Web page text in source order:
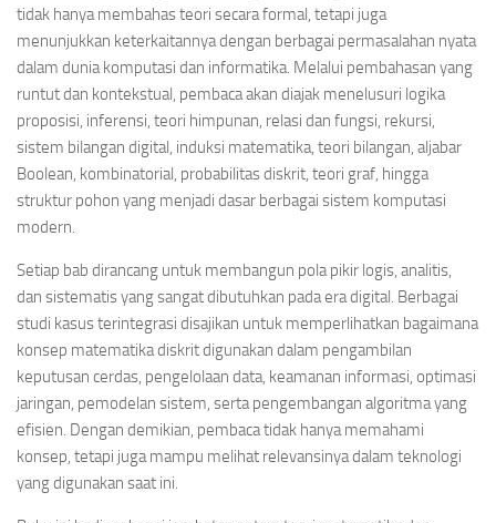
tidak hanya membahas teori secara formal, tetapi juga
menunjukkan keterkaitannya dengan berbagai permasalahan nyata
dalam dunia komputasi dan informatika. Melalui pembahasan yang
runtut dan kontekstual, pembaca akan diajak menelusuri logika
proposisi, inferensi, teori himpunan, relasi dan fungsi, rekursi,
sistem bilangan digital, induksi matematika, teori bilangan, aljabar
Boolean, kombinatorial, probabilitas diskrit, teori graf, hingga
struktur pohon yang menjadi dasar berbagai sistem komputasi
modern.
Setiap bab dirancang untuk membangun pola pikir logis, analitis,
dan sistematis yang sangat dibutuhkan pada era digital. Berbagai
studi kasus terintegrasi disajikan untuk memperlihatkan bagaimana
konsep matematika diskrit digunakan dalam pengambilan
keputusan cerdas, pengelolaan data, keamanan informasi, optimasi
jaringan, pemodelan sistem, serta pengembangan algoritma yang
efisien. Dengan demikian, pembaca tidak hanya memahami
konsep, tetapi juga mampu melihat relevansinya dalam teknologi
yang digunakan saat ini.